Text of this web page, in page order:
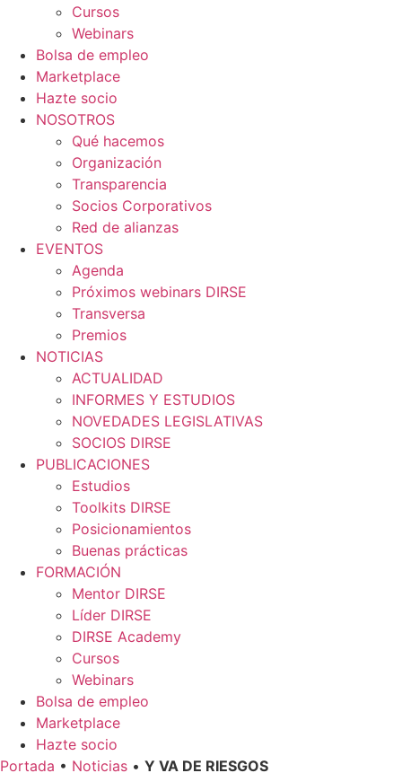
Cursos
Webinars
Bolsa de empleo
Marketplace
Hazte socio
NOSOTROS
Qué hacemos
Organización
Transparencia
Socios Corporativos
Red de alianzas
EVENTOS
Agenda
Próximos webinars DIRSE
Transversa
Premios
NOTICIAS
ACTUALIDAD
INFORMES Y ESTUDIOS
NOVEDADES LEGISLATIVAS
SOCIOS DIRSE
PUBLICACIONES
Estudios
Toolkits DIRSE
Posicionamientos
Buenas prácticas
FORMACIÓN
Mentor DIRSE
Líder DIRSE
DIRSE Academy
Cursos
Webinars
Bolsa de empleo
Marketplace
Hazte socio
Portada • Noticias • Y VA DE RIESGOS